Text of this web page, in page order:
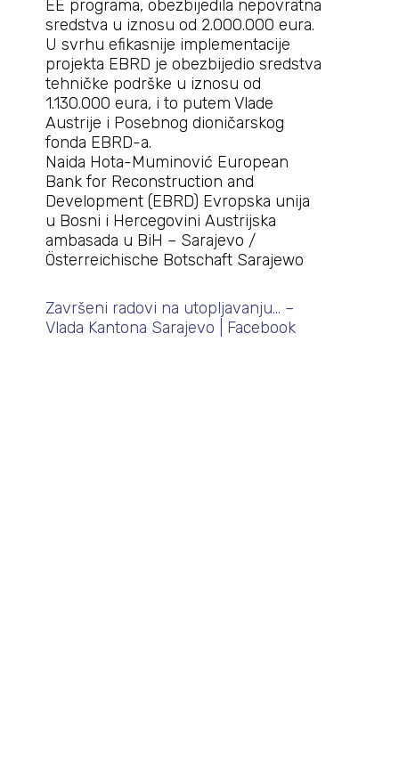
EE programa, obezbijedila nepovratna
sredstva u iznosu od 2.000.000 eura.
U svrhu efikasnije implementacije
projekta EBRD je obezbijedio sredstva
tehničke podrške u iznosu od
1.130.000 eura, i to putem Vlade
Austrije i Posebnog dioničarskog
fonda EBRD-a.
Naida Hota-Muminović European
Bank for Reconstruction and
Development (EBRD) Evropska unija
u Bosni i Hercegovini Austrijska
ambasada u BiH – Sarajevo /
Österreichische Botschaft Sarajewo
Završeni radovi na utopljavanju… –
Vlada Kantona Sarajevo | Facebook